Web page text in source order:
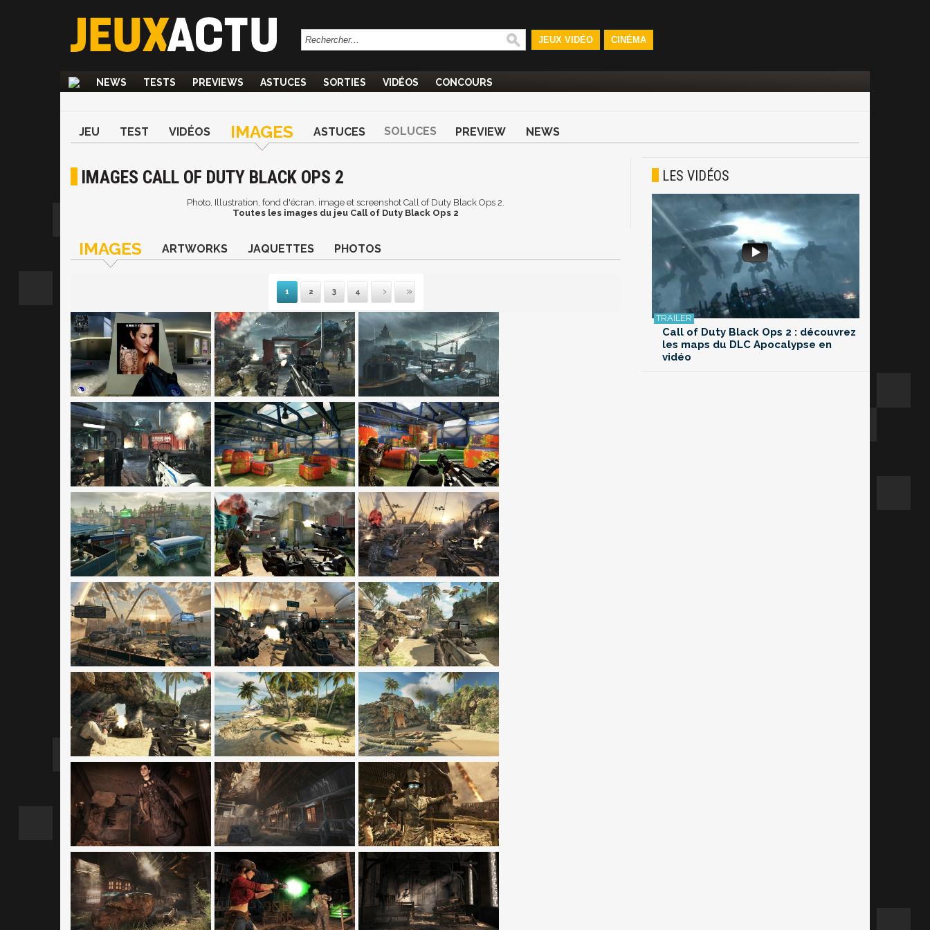
JEUX VIDÉO CINÉMA
NEWS TESTS PREVIEWS ASTUCES SORTIES VIDÉOS CONCOURS
JEU TEST VIDÉOS IMAGES ASTUCES SOLUCES PREVIEW NEWS
IMAGES CALL OF DUTY BLACK OPS 2
Photo, Illustration, fond d'écran, image et screenshot Call of Duty Black Ops 2.
Toutes les images du jeu Call of Duty Black Ops 2
IMAGES ARTWORKS JAQUETTES PHOTOS
1 2 3 4
Suivante
Dernière
LES VIDÉOS
Call of Duty Black Ops 2 : découvrez
les maps du DLC Apocalypse en
vidéo